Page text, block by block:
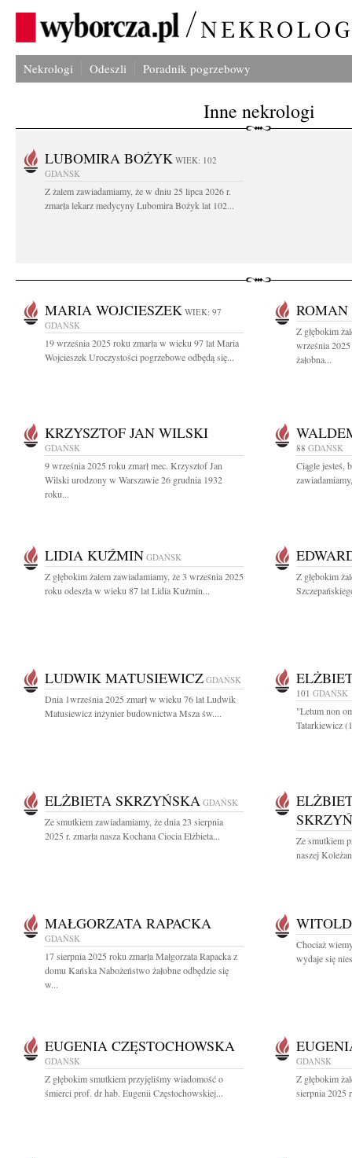
Nekrologi Odeszli Poradnik pogrzebowy
Inne nekrologi
LUBOMIRA BOŻYK WIEK: 102
GDAŃSK
Z żalem zawiadamiamy, że w dniu 25 lipca 2026 r.
zmarła lekarz medycyny Lubomira Bożyk lat 102...
MARIA WOJCIESZEK WIEK: 97
GDAŃSK
19 września 2025 roku zmarła w wieku 97 lat Maria
Wojcieszek Uroczystości pogrzebowe odbędą się...
ROMAN
Z głębokim
września
żałobna...
KRZYSZTOF JAN WILSKI
GDAŃSK
9 września 2025 roku zmarł mec. Krzysztof Jan
Wilski urodzony w Warszawie 26 grudnia 1932
roku...
88 GDAŃSK
Ciągle jesteś,
LIDIA KUŹMIN GDAŃSK
Z głębokim żalem zawiadamiamy, że 3 września 2025
roku odeszła w wieku 87 lat Lidia Kuźmin...
Z głębokim
LUDWIK MATUSIEWICZ GDAŃSK
Dnia 1września 2025 zmarł w wieku 76 lat Ludwik
Matusiewicz inżynier budownictwa Msza św....
101 GDAŃSK
"Letum non
Tatarkiewicz
ELŻBIETA SKRZYŃSKA GDAŃSK
Ze smutkiem zawiadamiamy, że dnia 23 sierpnia
2025 r. zmarła nasza Kochana Ciocia Elżbieta...
Ze smutkiem
naszej
MAŁGORZATA RAPACKA
GDAŃSK
17 sierpnia 2025 roku zmarła Małgorzata Rapacka z
domu Kańska Nabożeństwo żałobne odbędzie się
w...
Chociaż
wydaje się
EUGENIA CZĘSTOCHOWSKA
GDAŃSK
Z głębokim smutkiem przyjęliśmy wiadomość o
śmierci prof. dr hab. Eugenii Częstochowskiej...
GDAŃSK
Z głębokim
sierpnia 2025